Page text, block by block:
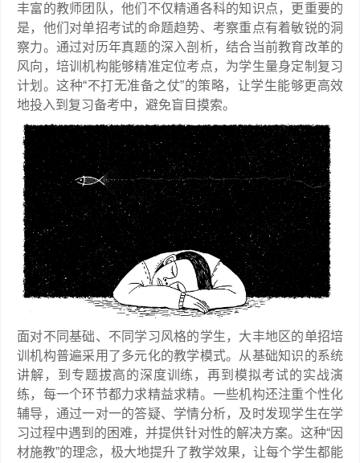
丰富的教师团队，他们不仅精通各科的知识点，更重要的
是，他们对单招考试的命题趋势、考察重点有着敏锐的洞
察力。通过对历年真题的深入剖析，结合当前教育改革的
风向，培训机构能够精准定位考点，为学生量身定制复习
计划。这种“不打无准备之仗”的策略，让学生能够更高效
地投入到复习备考中，避免盲目摸索。
面对不同基础、不同学习风格的学生，大丰地区的单招培
训机构普遍采用了多元化的教学模式。从基础知识的系统
讲解，到专题拔高的深度训练，再到模拟考试的实战演
练，每一个环节都力求精益求精。一些机构还注重个性化
辅导，通过一对一的答疑、学情分析，及时发现学生在学
习过程中遇到的困难，并提供针对性的解决方案。这种“因
材施教”的理念，极大地提升了教学效果，让每个学生都能